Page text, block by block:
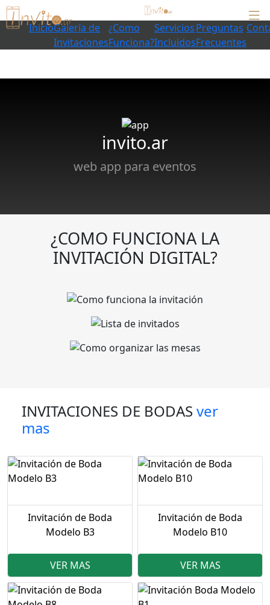
InicioGalería de
Invitaciones
¿Como
Funciona?
Servicios
Incluidos
Preguntas
Frecuentes
invito.ar
web app para eventos
¿COMO FUNCIONA LA
INVITACIÓN DIGITAL?
INVITACIONES DE BODAS ver
mas
Invitación de Boda
Modelo B3
VER MAS
Invitación de Boda
Modelo B10
VER MAS